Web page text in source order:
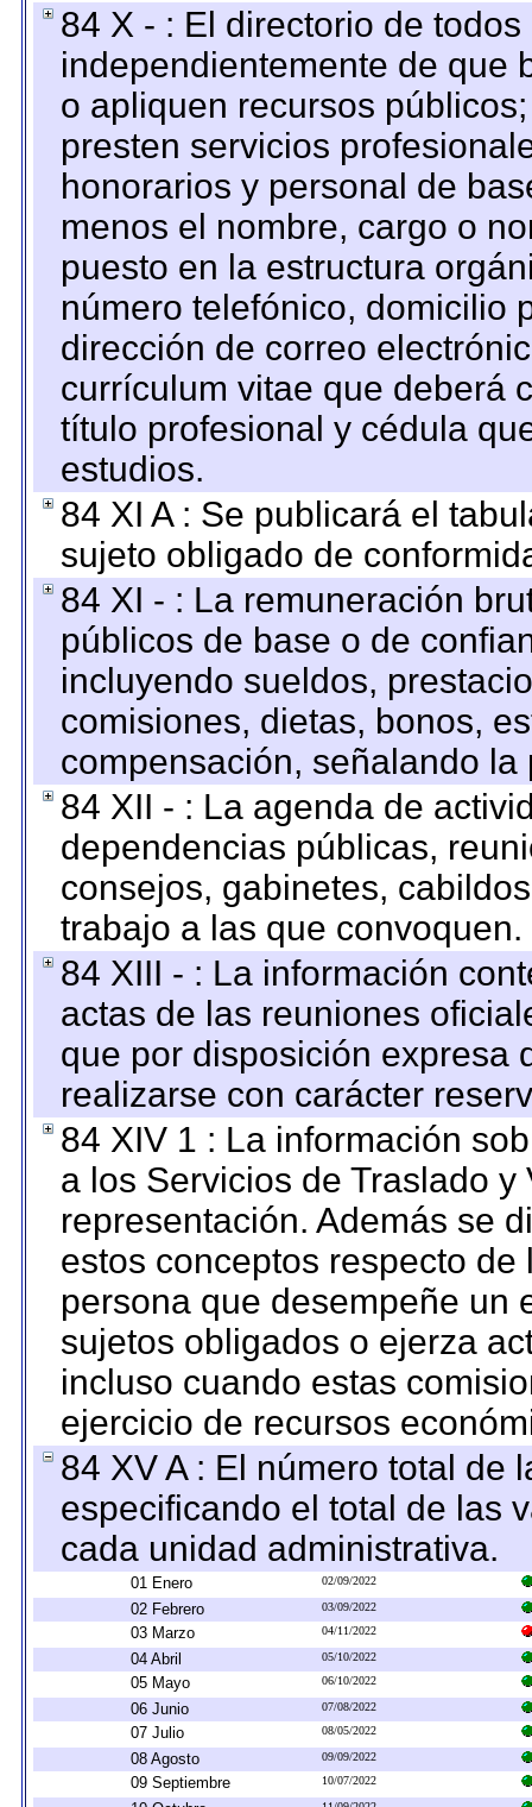
84 X - : El directorio de
independientemente de que
o apliquen recursos
presten servicios
honorarios y personal de
menos el nombre, cargo o
puesto en la estructura
número telefónico, domicilio
dirección de correo
currículum vitae que deberá
título profesional y cédula
estudios.
84 XI A : Se publicará el
sujeto obligado de
84 XI - : La remuneración
públicos de base o de
incluyendo sueldos,
comisiones, dietas, bonos,
compensación, señalando
84 XII - : La agenda de
dependencias públicas,
consejos, gabinetes,
trabajo a las que convoquen.
84 XIII - : La información
actas de las reuniones
que por disposición expresa
realizarse con carácter
84 XIV 1 : La información
a los Servicios de Traslado
representación. Además se
estos conceptos respecto
persona que desempeñe un
sujetos obligados o ejerza
incluso cuando estas
ejercicio de recursos
84 XV A : El número total de
especificando el total de las
cada unidad administrativa.
01 Enero 02/09/2022
02 Febrero 03/09/2022
03 Marzo 04/11/2022
04 Abril 05/10/2022
05 Mayo 06/10/2022
06 Junio 07/08/2022
07 Julio 08/05/2022
08 Agosto 09/09/2022
09 Septiembre 10/07/2022